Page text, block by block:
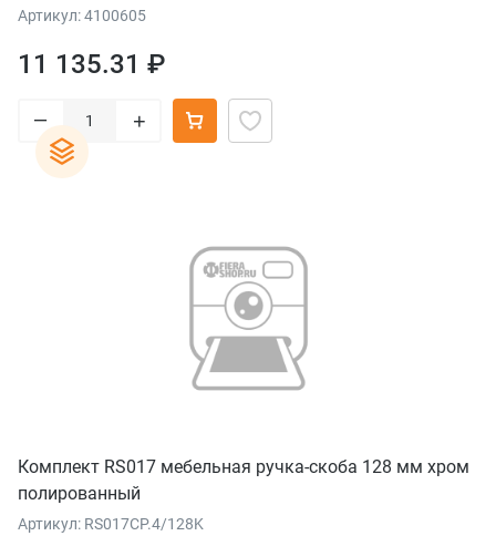
Артикул: 4100605
11 135.31 ₽
– +
Комплект RS017 мебельная ручка-скоба 128 мм хром
полированный
Артикул: RS017CP.4/128K